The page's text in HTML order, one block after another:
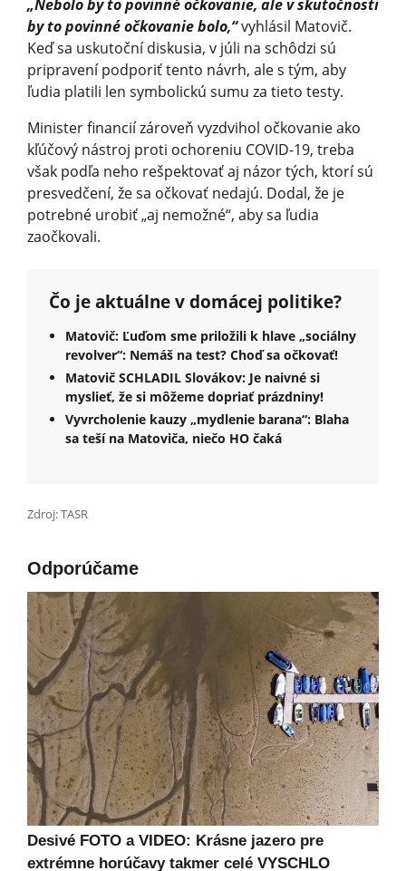
„Nebolo by to povinné očkovanie, ale v skutočnosti
by to povinné očkovanie bolo,“vyhlásil Matovič.
Keď sa uskutoční diskusia, v júli na schôdzi sú
pripravení podporiť tento návrh, ale s tým, aby
ľudia platili len symbolickú sumu za tieto testy.
Minister financií zároveň vyzdvihol očkovanie ako
kľúčový nástroj proti ochoreniu COVID-19, treba
však podľa neho rešpektovať aj názor tých, ktorí sú
presvedčení, že sa očkovať nedajú. Dodal, že je
potrebné urobiť „aj nemožné“, aby sa ľudia
zaočkovali.
Čo je aktuálne v domácej politike?
Matovič: Ľuďom sme priložili k hlave „sociálny
revolver“: Nemáš na test? Choď sa očkovať!
Matovič SCHLADIL Slovákov: Je naivné si
myslieť, že si môžeme dopriať prázdniny!
Vyvrcholenie kauzy „mydlenie barana“: Blaha
sa teší na Matoviča, niečo HO čaká
Zdroj: TASR
Odporúčame
Desivé FOTO a VIDEO: Krásne jazero pre
extrémne horúčavy takmer celé VYSCHLO